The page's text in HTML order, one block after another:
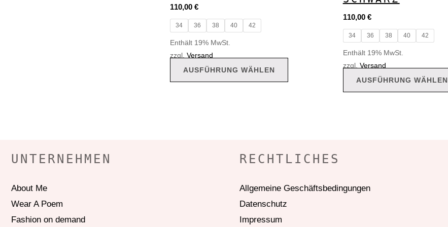
110,00 €
34 36 38 40 42
Enthält 19% MwSt.
zzgl. Versand
AUSFÜHRUNG WÄHLEN
110,00 €
34 36 38 40 42
Enthält 19% MwSt.
zzgl. Versand
AUSFÜHRUNG WÄHLEN
UNTERNEHMEN
About Me
Wear A Poem
Fashion on demand
RECHTLICHES
Allgemeine Geschäftsbedingungen
Datenschutz
Impressum